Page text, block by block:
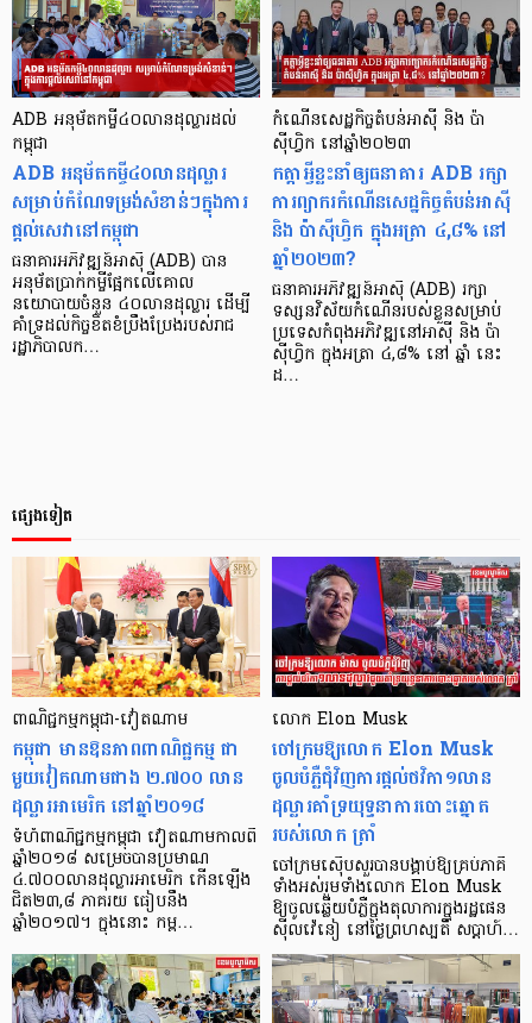
ADB អនុម័តកម្ចី៤០លានដុល្លារដល់
កម្ពុជា
ADB អនុម័តកម្ចី៤០លានដុល្លារ
សម្រាប់កំណែទម្រង់សំខាន់ៗក្នុងការ
ផ្តល់សេវានៅកម្ពុជា
ធនាគារអភិវឌ្ឍន៍អាស៊ី (ADB) បាន
អនុម័តប្រាក់កម្ចីផ្អែកលើគោល
នយោបាយចំនួន ៤០លានដុល្លារ ដើម្បី
គាំទ្រដល់កិច្ចខិតខំប្រឹងប្រែងរបស់រាជ
រដ្ឋាភិបាលក…
កំណើនសេដ្ឋកិច្ចតំបន់អាស៊ី និង ប៉ា
ស៊ីហ្វិក នៅឆ្នាំ២០២៣
កត្តាអ្វីខ្លះនាំឲ្យធនាគារ ADB រក្សា
ការព្យាករកំណើនសេដ្ឋកិច្ចតំបន់អាស៊ី
និង ប៉ាស៊ីហ្វិក ក្នុងអត្រា ៤,៨% នៅ
ឆ្នាំ២០២៣?
ធនាគារអភិវឌ្ឍន៍អាស៊ី (ADB) រក្សា
ទស្សនវិស័យកំណើនរបស់ខ្លួនសម្រាប់
ប្រទេសកំពុងអភិវឌ្ឍនៅអាស៊ី និង ប៉ា
ស៊ីហ្វិក ក្នុងអត្រា ៤,៨% នៅ ឆ្នាំ នេះ
ដ…
ផ្សេងទៀត
ពាណិជ្ជកម្ម​កម្ពុជា-វៀតណាម
កម្ពុជា មានឱនភាពពាណិជ្ជកម្ម ជា
មួយវៀតណាមជាង ២.៧០០ លាន
ដុល្លារអាមេរិក នៅឆ្នាំ២០១៨
ទំហំពាណិជ្ជកម្មកម្ពុជា វៀតណាមកាលពី
ឆ្នាំ២០១៨ សម្រេចបានប្រមាណ
៤.៧០០លានដុល្លារអាមេរិក កើនឡើង
ជិត២៣,៨ ភាគរយ ធៀបនឹង
ឆ្នាំ២០១៧។ ក្នុងនោះ កម្ព…
លោក Elon Musk
ចៅក្រមឱ្យលោក Elon Musk
ចូលបំភ្លឺជុំវិញការផ្តល់ថវិកា១លាន
ដុល្លារគាំទ្រយុទ្ធនាការបោះឆ្នោត
របស់លោក ត្រាំ
ចៅក្រមស៊ើបសួរបានបង្គាប់ឱ្យគ្រប់ភាគី
ទាំងអស់រួមទាំងលោក Elon Musk
ឱ្យចូលឆ្លើយបំភ្លឺក្នុងតុលាការក្នុងរដ្ឋផេន
ស៊ីលវ៉េនៀ នៅថ្ងៃព្រហស្បតិ៍ សប្តាហ៍…